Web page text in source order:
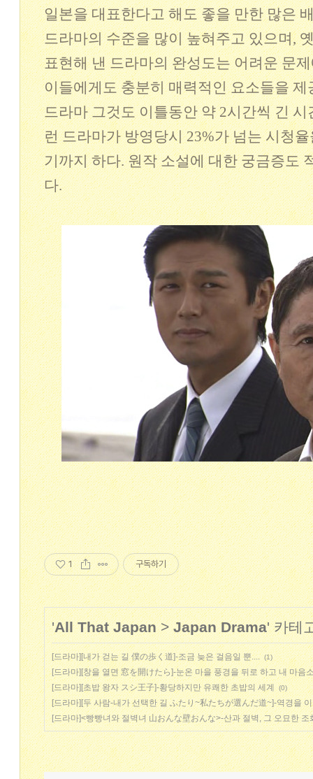
일본을 대표한다고 해도 좋을 만한 많은
드라마의 수준을 많이 높혀주고 있으며,
표현해 낸 드라마의 완성도는 어려운 문
이들에게도 충분히 매력적인 요소들을
드라마 그것도 이틀동안 약 2시간씩 긴
런 드라마가 방영당시 23%가 넘는 시청
기까지 하다. 원작 소설에 대한 궁금증도
다.
1 구독하기
'All That Japan>Japan Drama' 카테
[드라마][내가 걷는 길 僕の歩く道]-조금 늦은 걸음일 뿐.... (1)
[드라마][창을 열면 窓を開けたら]-눈온 마을 풍경을 뒤로 하고 내 마음
[드라마][초밥 왕자 スシ王子]-황당하지만 유쾌한 초밥의 세계
(0)
[드라마][두 사람-내가 선택한 길 ふたり~私たちが選んだ道~]-역경을
[드라마]<빵빵녀와 절벽녀 山おんな壁おんな>-산과 절벽, 그 오묘한 조